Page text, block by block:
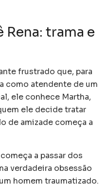
Rena: trama e
frustrado que, para
como atendente de um
ele conhece Martha,
ele decide tratar
de amizade começa a
a passar dos
verdadeira obsessão
homem traumatizado.